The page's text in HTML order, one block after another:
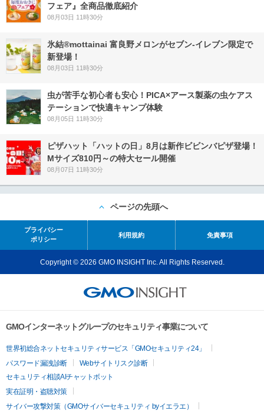
フェア』全商品徹底紹介
08月03日 11時30分
氷結®mottainai 富良野メロンがセブン‐イレブン限定で
新登場！
08月03日 11時30分
虫が苦手な初心者も安心！PICA×アース製薬の虫ケアス
テーションで快適キャンプ体験
08月05日 11時30分
ピザハット「ハットの日」8月は新作ビビンバピザ登場！
Mサイズ810円～の特大セール開催
08月07日 11時30分
ページの先頭へ
プライバシー
ポリシー
利用規約 免責事項
Copyright © 2026 GMO INSIGHT Inc. All Rights Reserved.
GMOインターネットグループのセキュリティ事業について
世界初総合ネットセキュリティサービス「GMOセキュリティ24」
パスワード漏洩診断
Webサイトリスク診断
セキュリティ相談AIチャットボット
実在証明・盗聴対策
サイバー攻撃対策（GMOサイバーセキュリティ byイエラエ）